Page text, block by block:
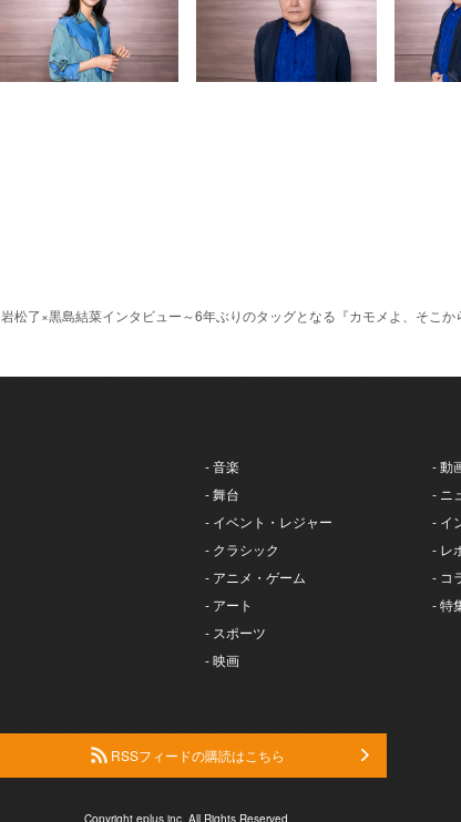
岩松了×黒島結菜インタビュー～6年ぶりのタッグとなる『カモメよ、そこ
- 音楽
- 舞台
- イベント・レジャー
- クラシック
- アニメ・ゲーム
- アート
- スポーツ
- 映画
- 動
- ニ
- イ
- レ
- コ
- 特
RSSフィードの購読はこちら
Copyright eplus inc. All Rights Reserved.